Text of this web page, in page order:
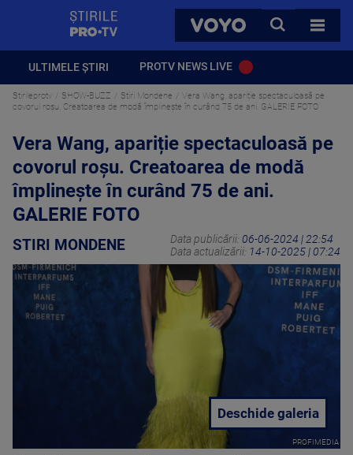
VOYO
CAUTA
TOATE
ULTIMELE ȘTIRI PROTV NEWS LIVE
Stirileprotv SHOW-BUZZ Stiri Mondene
Vera Wang, apariție spectaculoasă pe
covorul roșu. Creatoarea de modă împlinește în curând 75 de ani. GALERIE FOTO
Vera Wang, apariție spectaculoasă pe
covorul roșu. Creatoarea de modă
împlinește în curând 75 de ani.
GALERIE FOTO
STIRI MONDENE Data publicării: 06-06-2024 | 22:54
Data actualizării: 14-10-2025 | 07:24
PROFIMEDIA
Deschide galeria